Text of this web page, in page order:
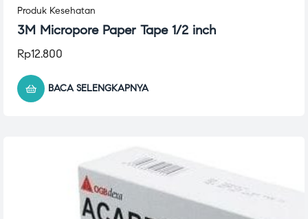
Produk Kesehatan
3M Micropore Paper Tape 1/2 inch
Rp12.800
BACA SELENGKAPNYA